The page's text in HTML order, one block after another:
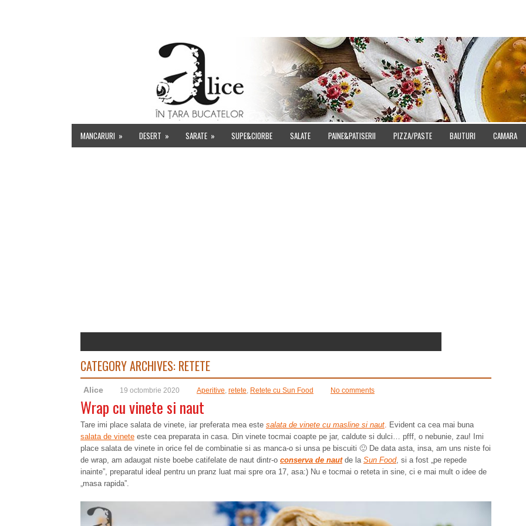
MANCARURI » DESERT » SARATE » SUPE&CIORBE SALATE PAINE&PATISERII PIZZA/PASTE BAUTURI CAMARA
CATEGORY ARCHIVES: RETETE
Alice 19 octombrie 2020 Aperitive, retete, Retete cu Sun Food No comments
Wrap cu vinete si naut
Tare imi place salata de vinete, iar preferata mea este salata de vinete cu masline si naut. Evident ca cea mai buna
salata de vinete este cea preparata in casa. Din vinete tocmai coapte pe jar, caldute si dulci… pfff, o nebunie, zau! Imi
place salata de vinete in orice fel de combinatie si as manca-o si unsa pe biscuiti 🙂 De data asta, insa, am uns niste foi
de wrap, am adaugat niste boebe catifelate de naut dintr-o conserva de nautde la Sun Food, si a fost „pe repede
inainte”, preparatul ideal pentru un pranz luat mai spre ora 17, asa:) Nu e tocmai o reteta in sine, ci e mai mult o idee de
„masa rapida”.